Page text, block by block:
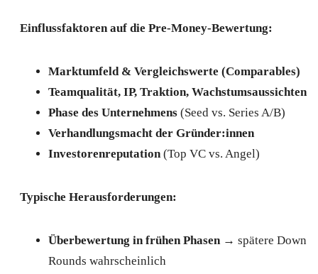
Einflussfaktoren auf die Pre-Money-Bewertung:
Marktumfeld & Vergleichswerte (Comparables)
Teamqualität, IP, Traktion, Wachstumsaussichten
Phase des Unternehmens (Seed vs. Series A/B)
Verhandlungsmacht der Gründer:innen
Investorenreputation(Top VC vs. Angel)
Typische Herausforderungen:
Überbewertung in frühen Phasen→ spätere Down
Rounds wahrscheinlich